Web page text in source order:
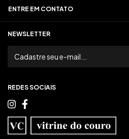
ENTRE EM CONTATO
NEWSLETTER
REDES SOCIAIS